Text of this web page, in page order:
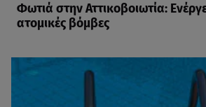
Φωτιά στην Αττικοβοιωτία:
ατομικές βόμβες